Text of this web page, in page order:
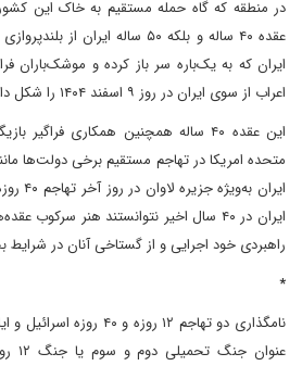
در منطقه که گاه حمله مستقیم به خاک این
عقده ۴۰ ساله و بلکه ۵۰ ساله
ایران که به یک‌باره سر باز کرده و موشک‌باران
اعراب از سوی ایران در روز ۹ اسفند ۱۴۰۴ را شکل داد.
این عقده ۴۰ ساله همچنین همکاری فراگیر
متحده امریکا در تهاجم مستقیم برخی دولت‌ها
ایران
ایران در ۴۰ سال اخیر نتوانستند هنر
راهبردی خود اجرایی و از گستاخی آنان در شرایط
*
نامگذاری دو تهاجم ۱۲ روزه